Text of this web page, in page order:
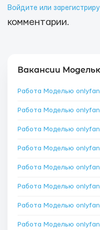
Войдите или
комментарии.
Вакансии
Работа Моделью
Работа Моделью
Работа Моделью
Работа Моделью
Работа Моделью
Работа Моделью
Работа Моделью
Работа Моделью